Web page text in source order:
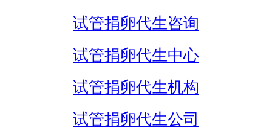
试管捐卵代生咨询
试管捐卵代生中心
试管捐卵代生机构
试管捐卵代生公司